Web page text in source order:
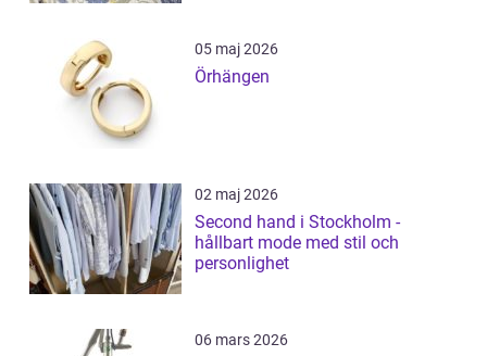
05 maj 2026
Örhängen
02 maj 2026
Second hand i Stockholm -
hållbart mode med stil och
personlighet
06 mars 2026